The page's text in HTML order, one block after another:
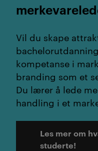
Vil du skape
kompetanse i
branding som et
Du lærer å lede
handling i et
Les mer om
studerte!